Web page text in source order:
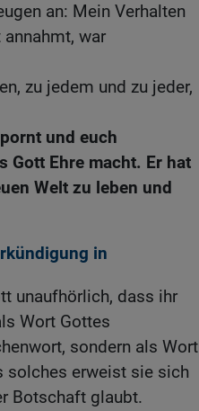
an: Mein Verhalten
war
zu jedem und zu jeder,
und euch
Gott Ehre macht. Er hat
Welt zu leben und
in
unaufhörlich, dass ihr
Wort Gottes
sondern als Wort
solches erweist sie sich
Botschaft glaubt.